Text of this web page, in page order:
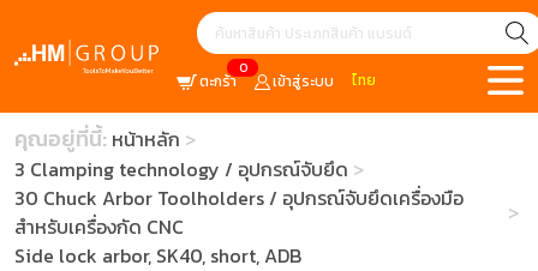
0
ตะกร้า เข้าสู่ระบบ ไทย
คุณอยู่ที่นี้: หน้าหลัก
3 Clamping technology / อุปกรณ์จับยึด
30 Chuck Arbor Toolholders / อุปกรณ์จับยึดเครื่องมือ
สำหรับเครื่องกัด CNC
Side lock arbor, SK40, short, ADB